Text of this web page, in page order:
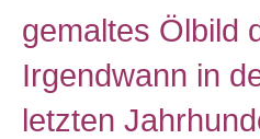
gemaltes Ölbild
Irgendwann in
letzten